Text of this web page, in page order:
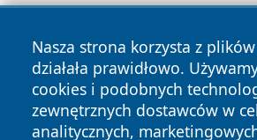
Nasza strona korzysta z
działała prawidłowo.
cookies i podobnych
zewnętrznych dostawców w
analitycznych,
Copyright © 2026 raciborski24.pl
zastrzeżone.